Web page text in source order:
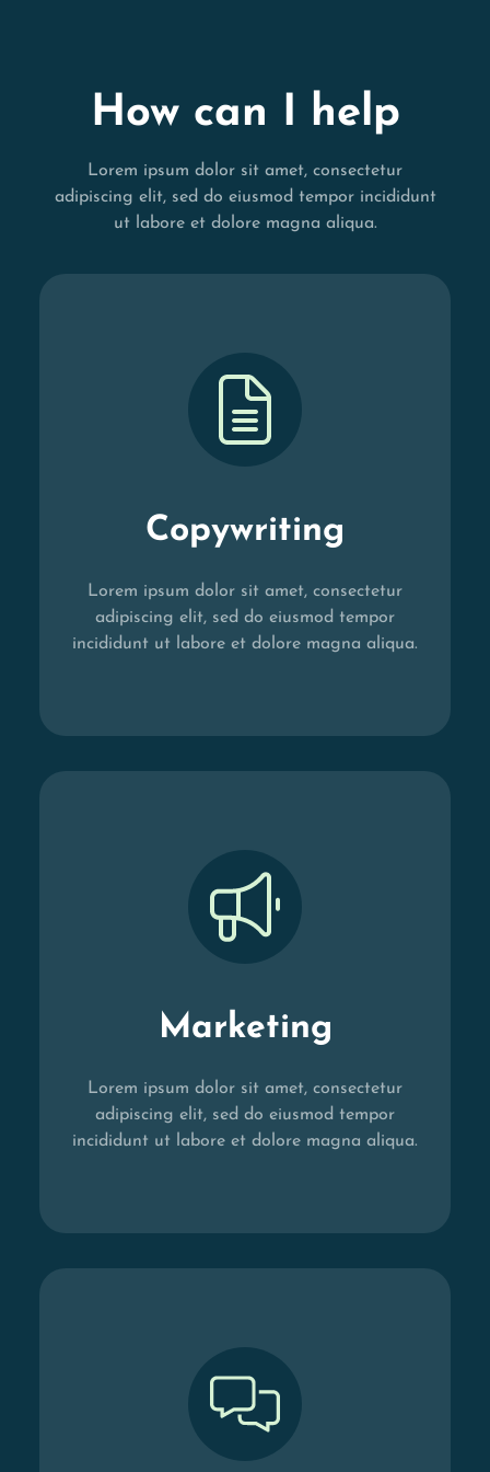
How can I help
Lorem ipsum dolor sit amet, consectetur
adipiscing elit, sed do eiusmod tempor incididunt
ut labore et dolore magna aliqua.
Copywriting
Lorem ipsum dolor sit amet, consectetur
adipiscing elit, sed do eiusmod tempor
incididunt ut labore et dolore magna aliqua.
Marketing
Lorem ipsum dolor sit amet, consectetur
adipiscing elit, sed do eiusmod tempor
incididunt ut labore et dolore magna aliqua.